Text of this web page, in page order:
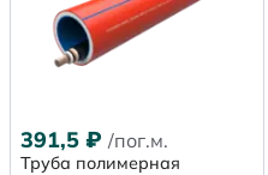
391,5 ₽ /пог.м.
Труба полимерная